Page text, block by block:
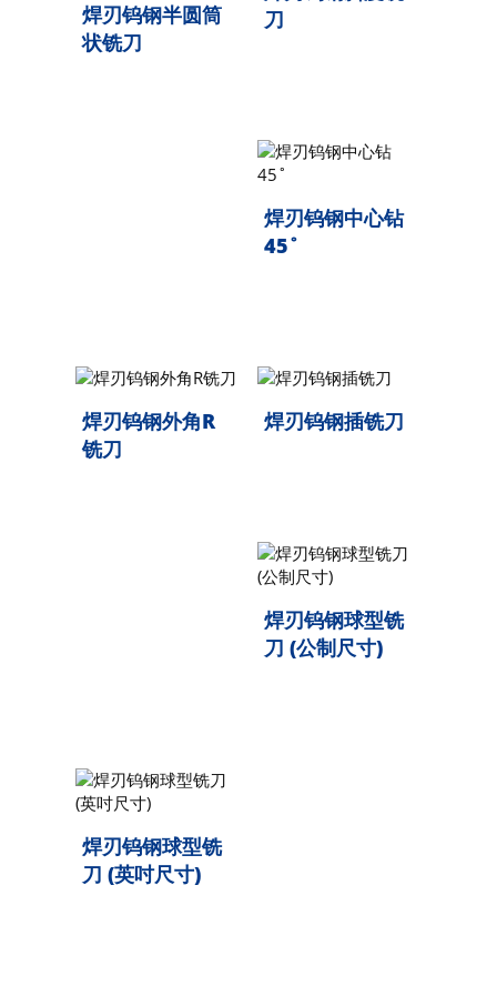
焊刃钨钢半圆筒
状铣刀
刀
焊刃钨钢中心钻
45˚
焊刃钨钢外角R
铣刀
焊刃钨钢插铣刀
焊刃钨钢球型铣
刀 (公制尺寸)
焊刃钨钢球型铣
刀 (英吋尺寸)